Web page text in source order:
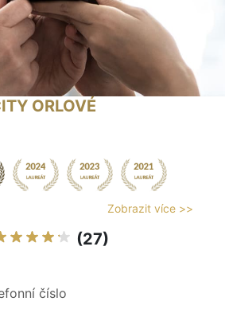
ORLOVÉ
Zobrazit více >>
(27)
číslo